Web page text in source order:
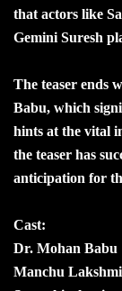
that actors like
Gemini Suresh
The teaser ends
Babu, which
hints at the vital
the teaser has
anticipation for
Cast:
Dr. Mohan Babu
Manchu Lakshmi